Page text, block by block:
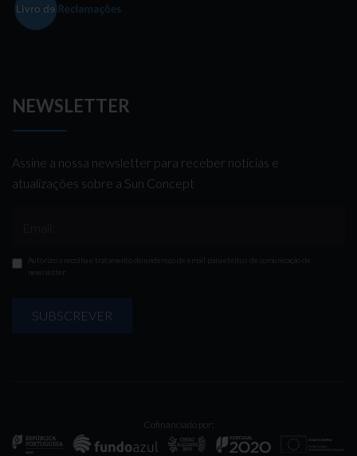
NEWSLETTER
Assine a nossa newsletter para receber notícias e
atualizações sobre a Sun Concept
Autorizo a recolha e tratamento do endereço de email para efeitos de comunicação de
newsletter
SUBSCREVER
Cofinanciado por: